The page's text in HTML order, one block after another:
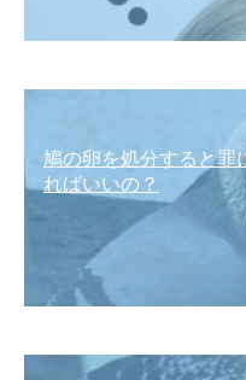
鳩の卵を処分すると罪
ればいいの？